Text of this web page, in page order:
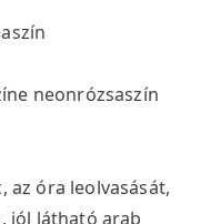
neonrózsaszín
az óra leolvasását,
jól látható arab